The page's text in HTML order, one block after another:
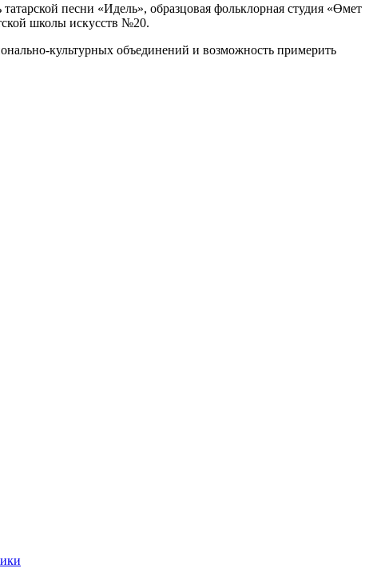
песни «Идель», образцовая фольклорная студия «Өмет
школы искусств №20.
культурных объединений и возможность примерить